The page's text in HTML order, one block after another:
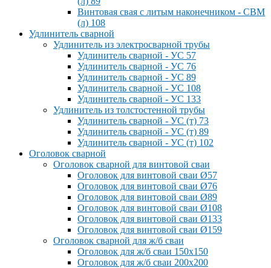
Винтовая свая с литым наконечником - СВМ
(л) 108
Удлинитель сварной
Удлинитель из электросварной трубы
Удлинитель сварной - УС 57
Удлинитель сварной - УС 76
Удлинитель сварной - УС 89
Удлинитель сварной - УС 108
Удлинитель сварной - УС 133
Удлинитель из толстостенной трубы
Удлинитель сварной - УС (т) 73
Удлинитель сварной - УС (т) 89
Удлинитель сварной - УС (т) 102
Оголовок сварной
Оголовок сварной для винтовой сваи
Оголовок для винтовой сваи Ø57
Оголовок для винтовой сваи Ø76
Оголовок для винтовой сваи Ø89
Оголовок для винтовой сваи Ø108
Оголовок для винтовой сваи Ø133
Оголовок для винтовой сваи Ø159
Оголовок сварной для ж/б сваи
Оголовок для ж/б сваи 150x150
Оголовок для ж/б сваи 200x200